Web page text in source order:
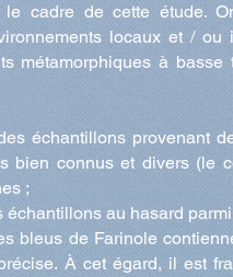
cadre de cette étude.
locaux et /
métamorphiques à
échantillons provenant
bien connus et divers (le
;
échantillons au hasard
bleus de Farinole
À cet égard, il est